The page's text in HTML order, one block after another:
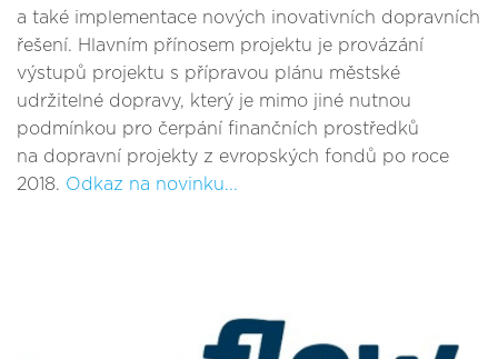
a také implementace nových inovativních dopravních
řešení. Hlavním přínosem projektu je provázání
výstupů projektu s přípravou plánu městské
udržitelné dopravy, který je mimo jiné nutnou
podmínkou pro čerpání finančních prostředků
na dopravní projekty z evropských fondů po roce
2018. Odkaz na novinku...